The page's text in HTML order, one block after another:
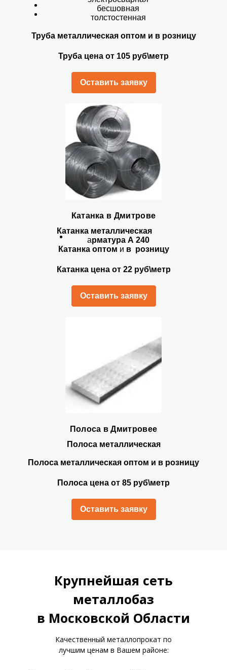
бесшовная
толстостенная
Труба металлическая оптом и в розницу
Труба цена от 105 руб\метр
Оставить заявку
Катанка в Дмитрове
Катанка металлическая
арматура А 240
Катанка оптом и в розницу
Катанка цена от 22 руб\метр
Оставить заявку
Полоса в Дмитровее
Полоса металлическая
Полоса металлическая оптом и в розницу
Полоса цена от 85 руб\метр
Оставить заявку
Крупнейшая сеть
металлобаз
в Московской Области
Качественный металлопрокат по
лучшим ценам в Вашем районе: